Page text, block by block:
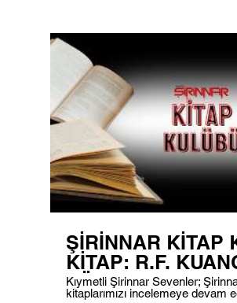
youtube üzerinden görüntülü bir
#radyosirinnar #Radyo
#ŞirinnarKitapKulübü #Podcast
#Kitapkulübü #Okumak
#BinboğalarEfsanesi #yazar
ŞİRİNNAR KİTAP
KİTAP: R.F.
YÜZ
Kıymetli Şirinnar Sevenler;
kitaplarımızı incelemeye devam